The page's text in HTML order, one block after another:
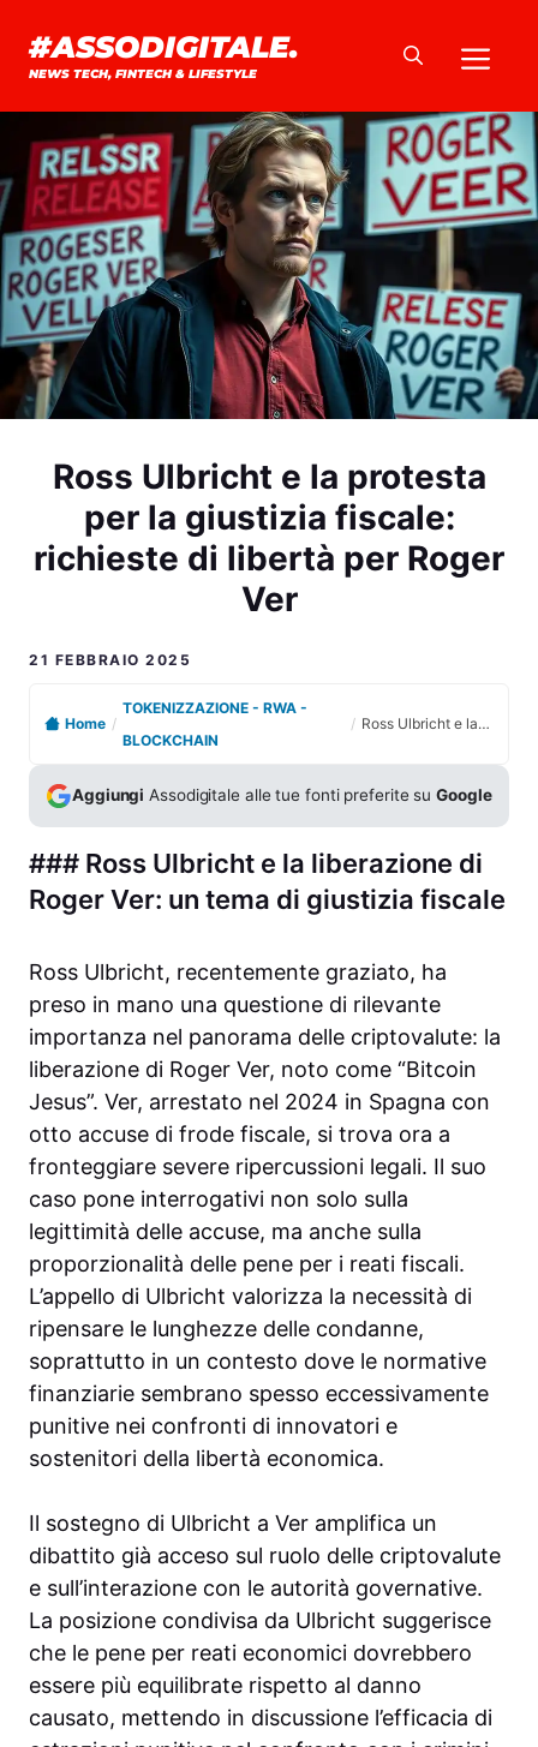
contenuto
#ASSODIGITALE.
NEWS TECH, FINTECH & LIFESTYLE
Ross Ulbricht e la protesta
per la giustizia fiscale:
richieste di libertà per Roger
Ver
21 FEBBRAIO 2025
Home /
TOKENIZZAZIONE - RWA -
BLOCKCHAIN
/ Ross Ulbricht e la protesta per la giustizia fiscale: richieste di libertà per Roger Ver
Aggiungi Assodigitale alle tue fonti preferite suGoogle
### Ross Ulbricht e la liberazione di
Roger Ver: un tema di giustizia fiscale
Ross Ulbricht, recentemente graziato, ha
preso in mano una questione di rilevante
importanza nel panorama delle criptovalute: la
liberazione di Roger Ver, noto come “Bitcoin
Jesus”. Ver, arrestato nel 2024 in Spagna con
otto accuse di frode fiscale, si trova ora a
fronteggiare severe ripercussioni legali. Il suo
caso pone interrogativi non solo sulla
legittimità delle accuse, ma anche sulla
proporzionalità delle pene per i reati fiscali.
L’appello di Ulbricht valorizza la necessità di
ripensare le lunghezze delle condanne,
soprattutto in un contesto dove le normative
finanziarie sembrano spesso eccessivamente
punitive nei confronti di innovatori e
sostenitori della libertà economica.
Il sostegno di Ulbricht a Ver amplifica un
dibattito già acceso sul ruolo delle criptovalute
e sull’interazione con le autorità governative.
La posizione condivisa da Ulbricht suggerisce
che le pene per reati economici dovrebbero
essere più equilibrate rispetto al danno
causato, mettendo in discussione l’efficacia di